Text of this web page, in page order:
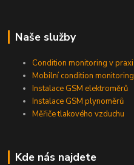
Naše služby
Condition monitoring v praxi
Mobilní condition monitoring
Instalace GSM elektroměrů
Instalace GSM plynoměrů
Měřiče tlakového vzduchu
Kde nás najdete